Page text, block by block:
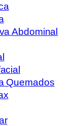
Abdominal
Quemados